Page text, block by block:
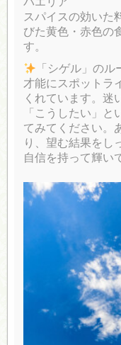
スパイスの効いた
びた黄色・赤色の
す。
「シゲル」の
才能にスポットラ
くれています。迷
「こうしたい」
てみてください。
り、望む結果をし
自信を持って輝い